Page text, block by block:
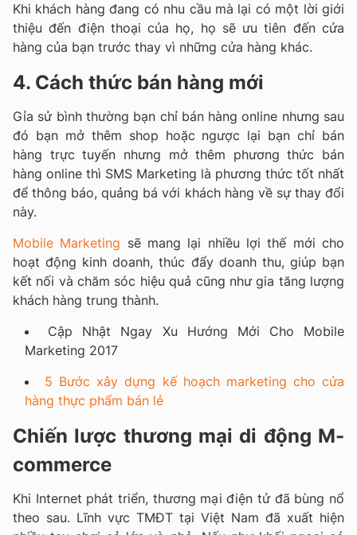
Khi khách hàng đang có nhu cầu mà lại có một lời giới
thiệu đến điện thoại của họ, họ sẽ ưu tiên đến cửa
hàng của bạn trước thay vì những cửa hàng khác.
4. Cách thức bán hàng mới
Gỉa sử bình thường bạn chỉ bán hàng online nhưng sau
đó bạn mở thêm shop hoặc ngược lại bạn chỉ bán
hàng trực tuyến nhưng mở thêm phương thức bán
hàng online thì SMS Marketing là phương thức tốt nhất
để thông báo, quảng bá với khách hàng về sự thay đổi
này.
Mobile Marketing sẽ mang lại nhiều lợi thế mới cho
hoạt động kinh doanh, thúc đẩy doanh thu, giúp bạn
kết nối và chăm sóc hiệu quả cũng như gia tăng lượng
khách hàng trung thành.
Cập Nhật Ngay Xu Hướng Mới Cho Mobile
Marketing 2017
5 Bước xây dựng kế hoạch marketing cho cửa
hàng thực phẩm bán lẻ
Chiến lược thương mại di động M-
commerce
Khi Internet phát triển, thương mại điện tử đã bùng nổ
theo sau. Lĩnh vực TMĐT tại Việt Nam đã xuất hiện